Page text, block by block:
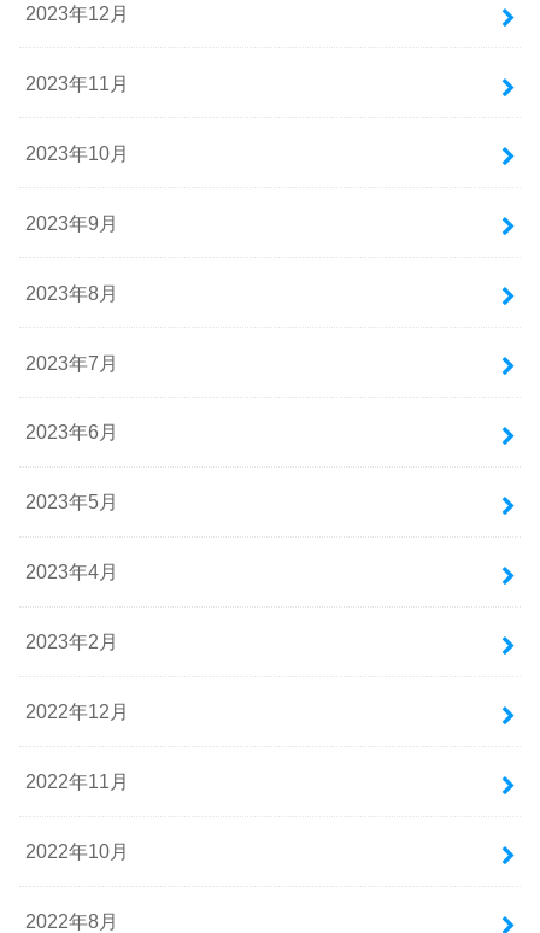
2023年12月
2023年11月
2023年10月
2023年9月
2023年8月
2023年7月
2023年6月
2023年5月
2023年4月
2023年2月
2022年12月
2022年11月
2022年10月
2022年8月